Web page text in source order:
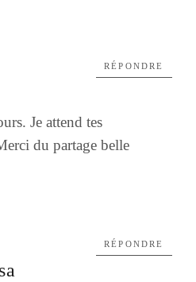
Je attend tes
du partage belle
RÉPONDRE
RÉPONDRE